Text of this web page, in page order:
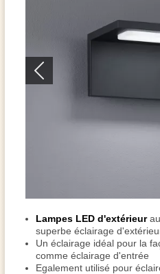
Lampes LED d'extérieurau
superbe éclairage
Un éclairage idéal pour la
comme éclairage d'entrée
Egalement utilisé pour